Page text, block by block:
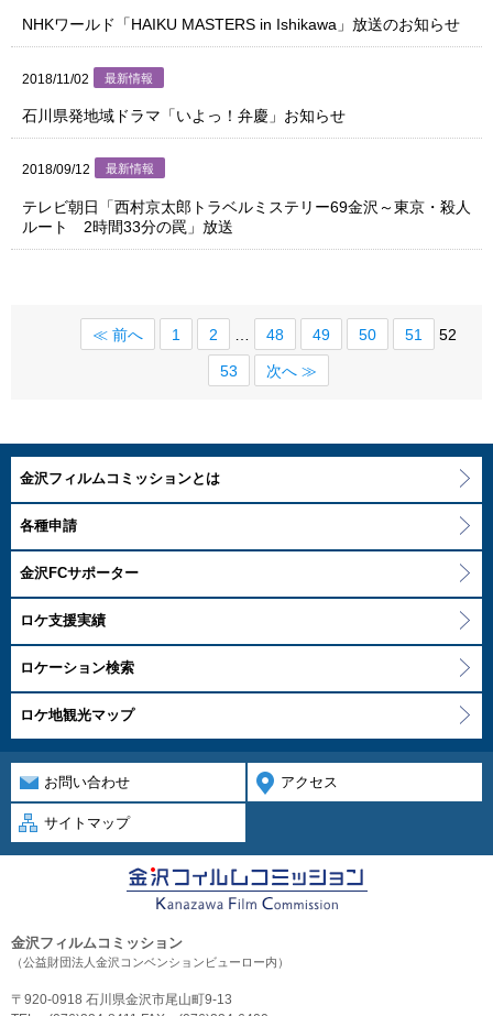
NHKワールド「HAIKU MASTERS in Ishikawa」放送のお知らせ
2018/11/02 最新情報
石川県発地域ドラマ「いよっ！弁慶」お知らせ
2018/09/12 最新情報
テレビ朝日「西村京太郎トラベルミステリー69金沢～東京・殺人
ルート 2時間33分の罠」放送
≪ 前へ 1 2 48 49 50 51 52
53 次へ ≫
金沢フィルムコミッションとは
各種申請
金沢FCサポーター
ロケ支援実績
ロケーション検索
ロケ地観光マップ
お問い合わせ アクセス
サイトマップ
金沢フィルムコミッション
（公益財団法人金沢コンベンションビューロー内）
〒920-0918 石川県金沢市尾山町9-13